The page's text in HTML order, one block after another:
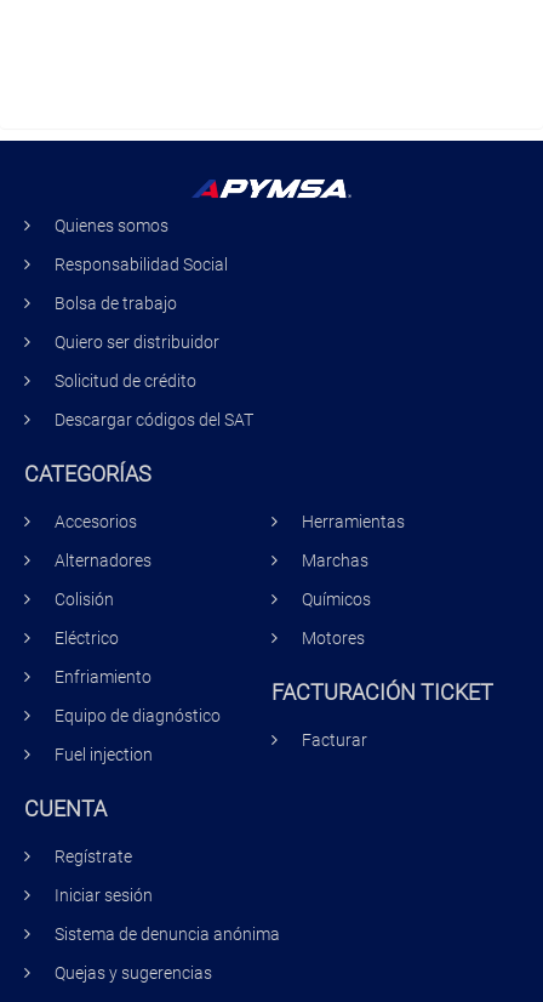
Quienes somos
Responsabilidad Social
Bolsa de trabajo
Quiero ser distribuidor
Solicitud de crédito
Descargar códigos del SAT
CATEGORÍAS
Accesorios
Alternadores
Colisión
Eléctrico
Enfriamiento
Equipo de diagnóstico
Fuel injection
Herramientas
Marchas
Químicos
Motores
FACTURACIÓN TICKET
Facturar
CUENTA
Regístrate
Iniciar sesión
Sistema de denuncia anónima
Quejas y sugerencias